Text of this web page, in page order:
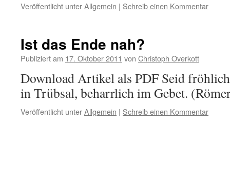
Veröffentlicht unterAllgemein | Schreib einen Kommentar
Ist das Ende nah?
Publiziert am 17. Oktober 2011 von Christoph Overkott
Download Artikel als PDF Seid
in Trübsal, beharrlich im Gebet.
Veröffentlicht unterAllgemein | Schreib einen Kommentar